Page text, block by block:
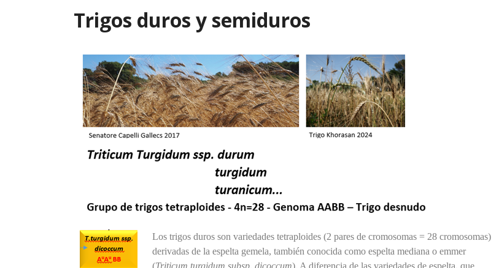
Trigos duros y semiduros
Los trigos duros son variedades tetraploides (2 pares de cromosomas = 28 cromosomas)
derivadas de la espelta gemela, también conocida como espelta mediana o emmer